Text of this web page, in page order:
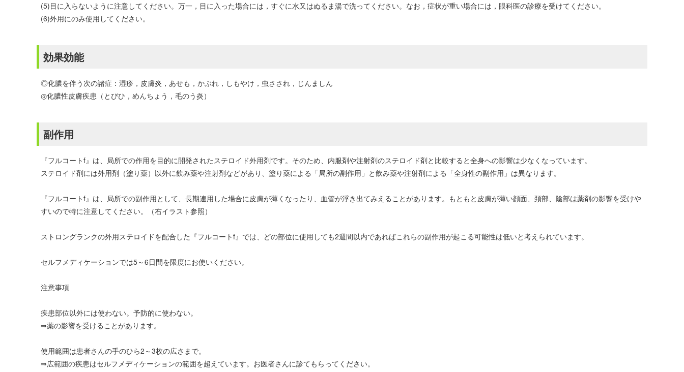
(5)目に入らないように注意してください。万一，目に入った場合には，すぐに水又はぬるま湯で洗ってください。なお，症状が重い場合には，眼科医の診療を受けてください。
(6)外用にのみ使用してください。
効果効能
◎化膿を伴う次の諸症：湿疹，皮膚炎，あせも，かぶれ，しもやけ，虫さされ，じんましん
◎化膿性皮膚疾患（とびひ，めんちょう，毛のう炎）
副作用
『フルコートf』は、局所での作用を目的に開発されたステロイド外用剤です。そのため、内服剤や注射剤のステロイド剤と比較すると全身への影響は少なくなっています。
ステロイド剤には外用剤（塗り薬）以外に飲み薬や注射剤などがあり、塗り薬による「局所の副作用」と飲み薬や注射剤による「全身性の副作用」は異なります。
『フルコートf』は、局所での副作用として、長期連用した場合に皮膚が薄くなったり、血管が浮き出てみえることがあります。もともと皮膚が薄い顔面、頚部、陰部は薬剤の影響を受けや
すいので特に注意してください。（右イラスト参照）
ストロングランクの外用ステロイドを配合した『フルコートf』では、どの部位に使用しても2週間以内であればこれらの副作用が起こる可能性は低いと考えられています。
セルフメディケーションでは5～6日間を限度にお使いください。
注意事項
疾患部位以外には使わない。予防的に使わない。
⇒薬の影響を受けることがあります。
使用範囲は患者さんの手のひら2～3枚の広さまで。
⇒広範囲の疾患はセルフメディケーションの範囲を超えています。お医者さんに診てもらってください。